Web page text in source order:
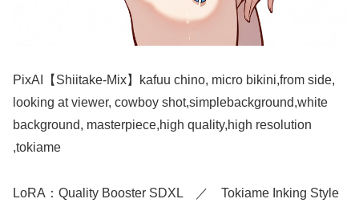
PixAI【Shiitake-Mix】kafuu chino, micro bikini,from side,
looking at viewer, cowboy shot,simplebackground,white
background, masterpiece,high quality,high resolution
,tokiame
LoRA：Quality Booster SDXL ／ Tokiame Inking Style